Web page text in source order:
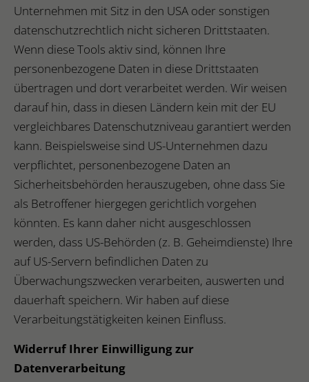
Unternehmen mit Sitz in den USA oder sonstigen
datenschutzrechtlich nicht sicheren Drittstaaten.
Wenn diese Tools aktiv sind, können Ihre
personenbezogene Daten in diese Drittstaaten
übertragen und dort verarbeitet werden. Wir weisen
darauf hin, dass in diesen Ländern kein mit der EU
vergleichbares Datenschutzniveau garantiert werden
kann. Beispielsweise sind US-Unternehmen dazu
verpflichtet, personenbezogene Daten an
Sicherheitsbehörden herauszugeben, ohne dass Sie
als Betroffener hiergegen gerichtlich vorgehen
könnten. Es kann daher nicht ausgeschlossen
werden, dass US-Behörden (z. B. Geheimdienste) Ihre
auf US-Servern befindlichen Daten zu
Überwachungszwecken verarbeiten, auswerten und
dauerhaft speichern. Wir haben auf diese
Verarbeitungstätigkeiten keinen Einfluss.
Widerruf Ihrer Einwilligung zur
Datenverarbeitung